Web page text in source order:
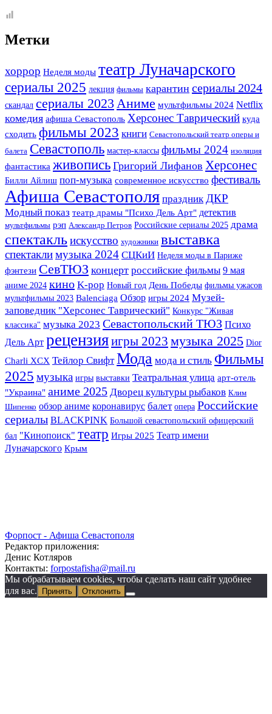
Метки
хоррор Неделя моды театр Луначарского
сериалы 2025 лекция фильмы карантин сериалы 2024
скандал сериалы 2023 Аниме мультфильмы 2024 Netflix
комедия афиша Севастополь Херсонес Таврический куда
сходить фильмы 2023 книги Севастопольский театр оперы и
балета Севастополь мастер-классы фильмы 2024 изоляция
фантастика живопись Григорий Лифанов Херсонес
Билли Айлиш поп-музыка современное искусство фестиваль
Афиша Севастополя праздник ДКР
Модный показ театр драмы "Психо Дель Арт" детектив
мультфильмы рэп Александр Петров Российские сериалы 2025 драма
спектакльискусство художники выставка
спектаклимузыка 2024 СЦКиИ Неделя моды в Париже
фэнтези СевТЮЗ концерт российские фильмы 9 мая
аниме 2024 кино K-pop Новый год День Победы фильмы ужасов
мультфильмы 2023 Balenciaga Обзор игры 2024 Музей-
заповедник "Херсонес Таврический" Конкурс "Живая
классика" музыка 2023 Севастопольский ТЮЗ Психо
Дель Арт рецензияигры 2023 музыка 2025 Dior
Charli XCX Тейлор Свифт Мода мода и стиль Фильмы
2025 музыка игры выставки Театральная улица арт-отель
"Украина" аниме 2025 Дворец культуры рыбаков Клим
Шипенко обзор аниме коронавирус балет опера Российские
сериалы BLACKPINK Большой севастопольский офицерский
бал "Кинопоиск" театр Игры 2025 Театр имени
Луначарского Крым
Форпост - Афиша Севастополя
Редактор приложения:
Денис Котляров
Контакты: forpostafisha@mail.ru
Мы обрабатываем cookies, чтобы сделать наш сайт удобнее
для вас.
Принять Отклонить